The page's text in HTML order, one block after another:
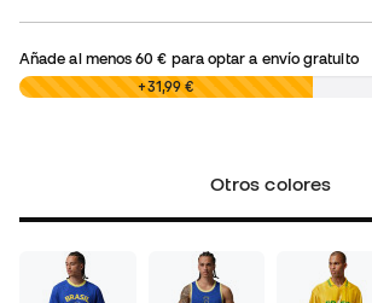
Añade al menos60 € para optar a envío gratuito
0,00 € +31,99 €
Otros colores